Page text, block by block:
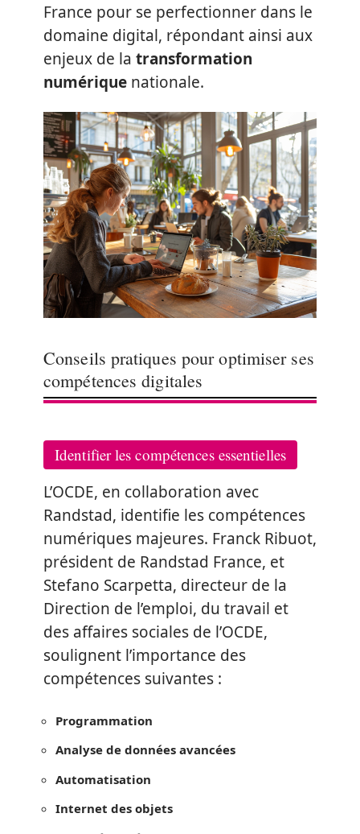
France pour se perfectionner dans le
domaine digital, répondant ainsi aux
enjeux de la transformation
numérique nationale.
Conseils pratiques pour optimiser ses
compétences digitales
Identifier les compétences essentielles
L’OCDE, en collaboration avec
Randstad, identifie les compétences
numériques majeures. Franck Ribuot,
président de Randstad France, et
Stefano Scarpetta, directeur de la
Direction de l’emploi, du travail et
des affaires sociales de l’OCDE,
soulignent l’importance des
compétences suivantes :
Programmation
Analyse de données avancées
Automatisation
Internet des objets